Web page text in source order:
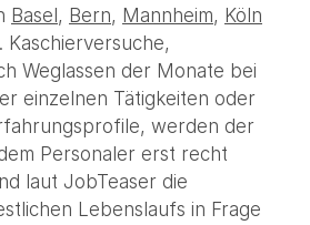
Basel , Bern, Mannheim, Köln
Kaschierversuche,
Weglassen der Monate bei
einzelnen Tätigkeiten oder
werden der
Personaler erst recht
laut JobTeaser die
Lebenslaufs in Frage